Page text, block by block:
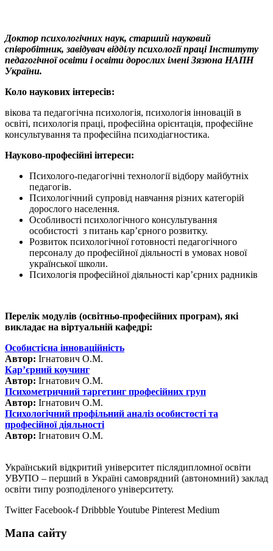
Доктор психологічних наук, старший науковий
співробітник, завідувач відділу психології праці Інституту
педагогічної освіти і освіти дорослих імені Зязюна НАПН
України.
Коло наукових інтересів:
вікова та педагогічна психологія, психологія інновацій в
освіті, психологія праці, професійна орієнтація, професійне
консультування та професійна психодіагностика.
Науково-професійні інтереси:
Психолого-педагогічні технології відбору майбутніх
педагогів.
Психологічний супровід навчання різних категорій
дорослого населення.
Особливості психологічного консультування
особистості з питань кар’єрного розвитку.
Розвиток психологічної готовності педагогічного
персоналу до професійної діяльності в умовах нової
української школи.
Психологія професійної діяльності кар’єрних радників
Перелік модулів (освітньо-професійних програм), які
викладає на віртуальній кафедрі:
Особистісна інноваційність
Автор: Ігнатович О.М.
Кар’єрний коучинг
Автор: Ігнатович О.М.
Психометричний таргетинг професійних груп
Автор: Ігнатович О.М.
Психологічний профільний аналіз особистості та
професійної діяльності
Автор: Ігнатович О.М.
Український відкритий університет післядипломної освіти
УВУПО – перший в Україні самоврядний (автономний) заклад
освіти типу розподіленого університету.
Twitter Facebook-f DribbbleYoutube Pinterest Medium
Мапа сайту